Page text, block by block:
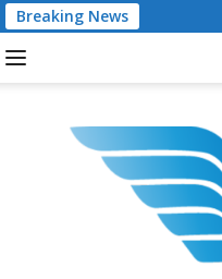
Breaking News Soroti